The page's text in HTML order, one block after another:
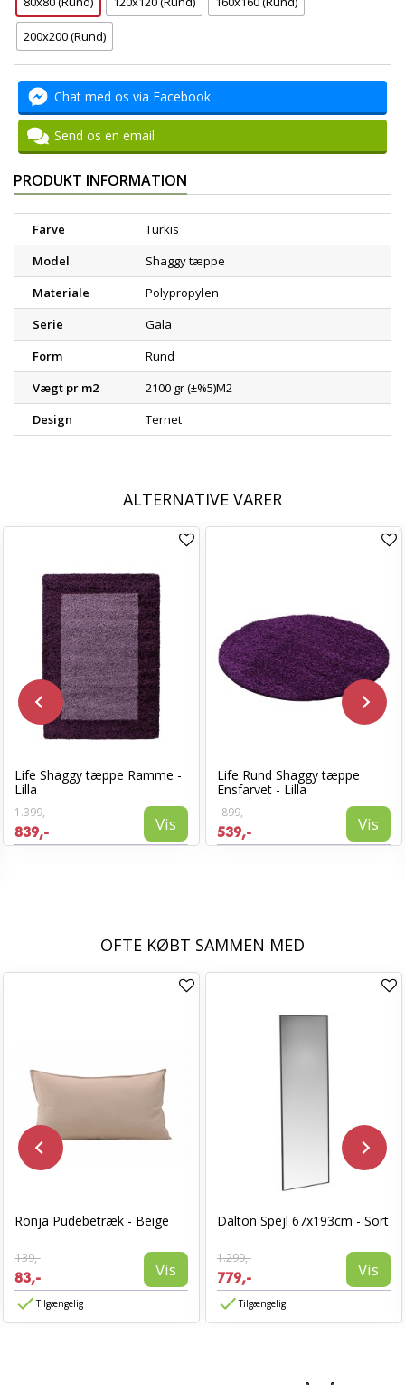
200x200 (Rund)
Chat med os via Facebook
Send os en email
PRODUKT INFORMATION
Farve
Turkis
Model
Shaggy tæppe
Materiale
Polypropylen
Serie
Gala
Form
Rund
Vægt pr m2
2100 gr (±%5)M2
Design
Ternet
ALTERNATIVE VARER
Life Shaggy tæppe Ramme -
Lilla
1.399,-
839,- Vis
Life Rund Shaggy tæppe
Ensfarvet - Lilla
899,-
539,- Vis
OFTE KØBT SAMMEN MED
Ronja Pudebetræk - Beige
139,-
83,- Vis
Tilgængelig
Dalton Spejl 67x193cm - Sort
1.299,-
779,- Vis
Tilgængelig